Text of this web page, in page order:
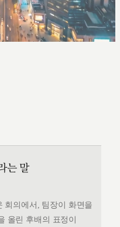
는 말
회의에서, 팀장이 화면을
올린 후배의 표정이